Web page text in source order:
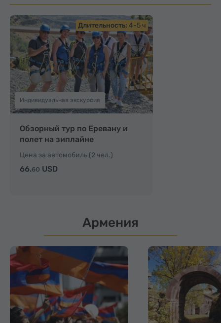
Длительность: 4-5 ч
Индивидуальная экскурсия
Обзорный тур по Еревану и
полет на зиплайне
Цена за автомобиль (2 чел.)
66.60 USD
Армения